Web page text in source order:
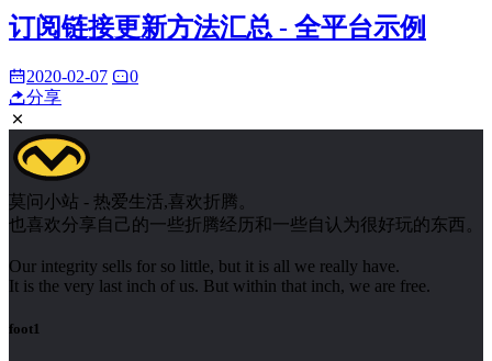
订阅链接更新方法汇总 - 全平台示例
2020-02-07
0
分享
莫问小站 - 热爱生活,喜欢折腾。
也喜欢分享自己的一些折腾经历和一些自认为很好玩的东西。
Our integrity sells for so little, but it is all we really have.
It is the very last inch of us. But within that inch, we are free.
foot1